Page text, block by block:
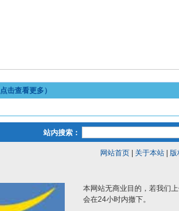
击查看更多）
站内搜索：
网站首页| 关于本站| 版
本网站无商业目的，若我们
会在24小时内撤下。